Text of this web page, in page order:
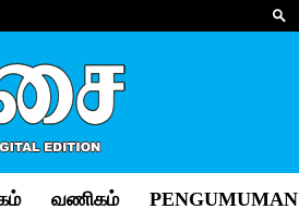
வணிகம் PENGUMUMAN